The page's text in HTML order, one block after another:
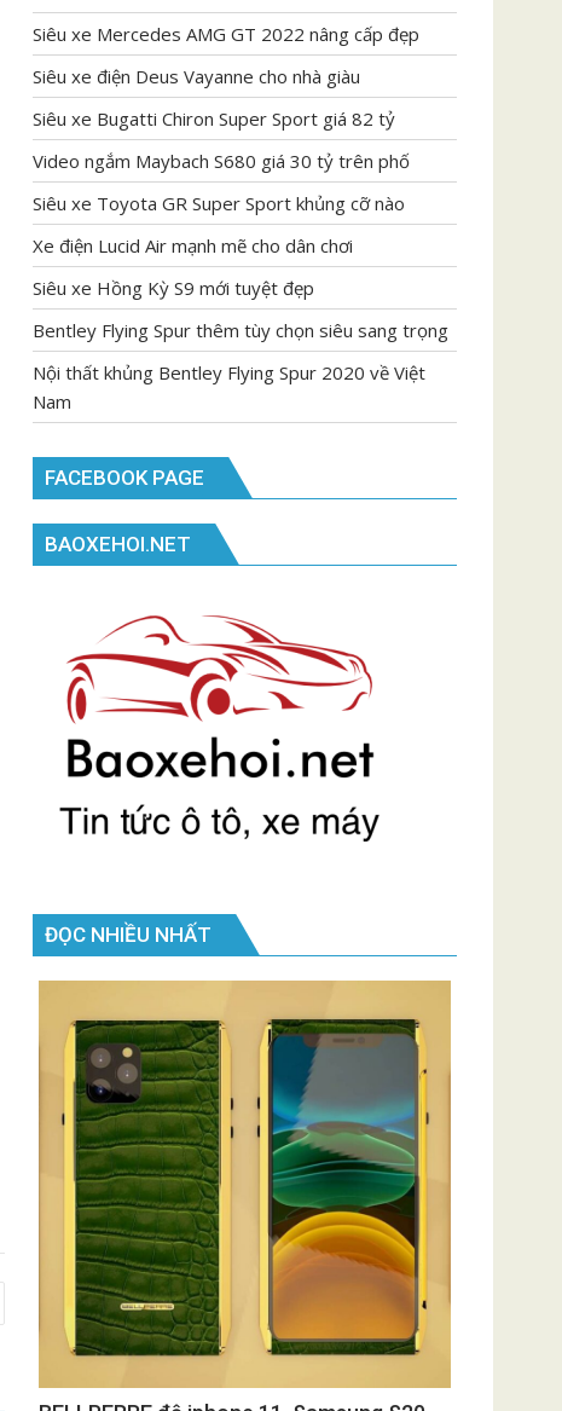
Siêu xe Mercedes AMG GT 2022 nâng cấp đẹp
Siêu xe điện Deus Vayanne cho nhà giàu
Siêu xe Bugatti Chiron Super Sport giá 82 tỷ
Video ngắm Maybach S680 giá 30 tỷ trên phố
Siêu xe Toyota GR Super Sport khủng cỡ nào
Xe điện Lucid Air mạnh mẽ cho dân chơi
Siêu xe Hồng Kỳ S9 mới tuyệt đẹp
Bentley Flying Spur thêm tùy chọn siêu sang trọng
Nội thất khủng Bentley Flying Spur 2020 về Việt
Nam
FACEBOOK PAGE
BAOXEHOI.NET
ĐỌC NHIỀU NHẤT